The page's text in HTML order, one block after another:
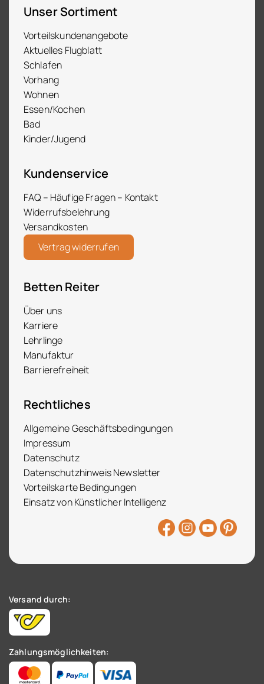
Unser Sortiment
Vorteilskundenangebote
Aktuelles Flugblatt
Schlafen
Vorhang
Wohnen
Essen/Kochen
Bad
Kinder/Jugend
Kundenservice
FAQ – Häufige Fragen – Kontakt
Widerrufsbelehrung
Versandkosten
Vertrag widerrufen
Betten Reiter
Über uns
Karriere
Lehrlinge
Manufaktur
Barrierefreiheit
Rechtliches
Allgemeine Geschäftsbedingungen
Impressum
Datenschutz
Datenschutzhinweis Newsletter
Vorteilskarte Bedingungen
Einsatz von Künstlicher Intelligenz
Versand durch:
Zahlungsmöglichkeiten: